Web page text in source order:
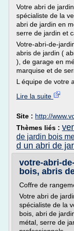
Votre abri de
spécialiste de la
abri de jardin en
serre de jardin et
Votre-abri-de-
abris de jardin (
), de garage en
marquise et de
L équipe de votre
Lire la suite
Site : http://
Thèmes liés :
de jardin bois
d un abri de
votre-abri-
bois, abris
Coffre de
Votre abri de
spécialiste de la
bois, abri de
métal, serre de